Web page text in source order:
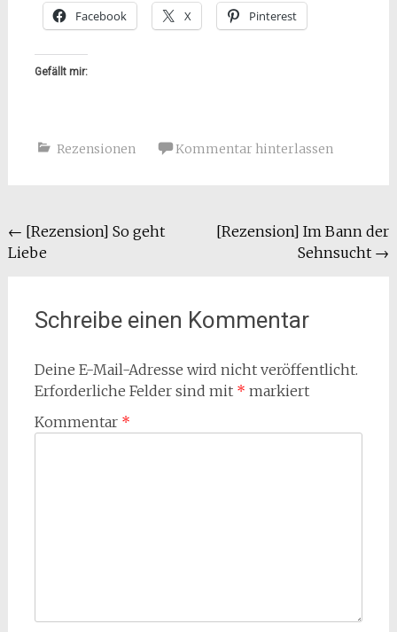
Facebook X Pinterest
Gefällt mir:
Rezensionen Kommentar hinterlassen
Beitragsnavigation
← [Rezension] So geht
Liebe
[Rezension] Im Bann der
Sehnsucht →
Schreibe einen Kommentar
Deine E-Mail-Adresse wird nicht veröffentlicht.
Erforderliche Felder sind mit * markiert
Kommentar *